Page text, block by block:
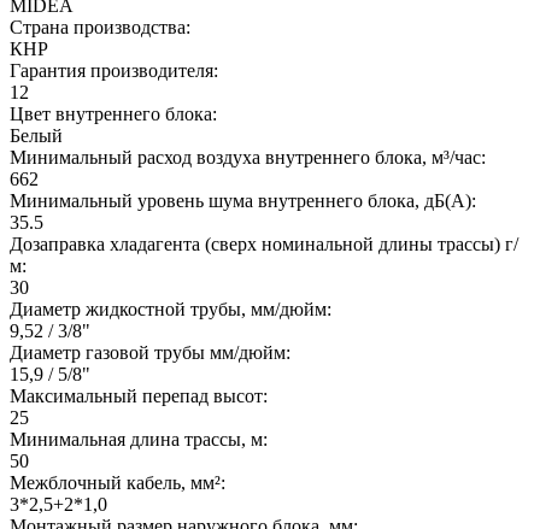
MIDEA
Страна производства:
КНР
Гарантия производителя:
12
Цвет внутреннего блока:
Белый
Минимальный расход воздуха внутреннего блока, м³/час:
662
Минимальный уровень шума внутреннего блока, дБ(А):
35.5
Дозаправка хладагента (сверх номинальной длины трассы) г/
м:
30
Диаметр жидкостной трубы, мм/дюйм:
9,52 / 3/8"
Диаметр газовой трубы мм/дюйм:
15,9 / 5/8"
Максимальный перепад высот:
25
Минимальная длина трассы, м:
50
Межблочный кабель, мм²:
3*2,5+2*1,0